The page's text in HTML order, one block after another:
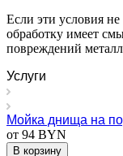
Если эти условия
обработку имеет
повреждений
Услуги
Мойка днища на
от 94 BYN
В корзину